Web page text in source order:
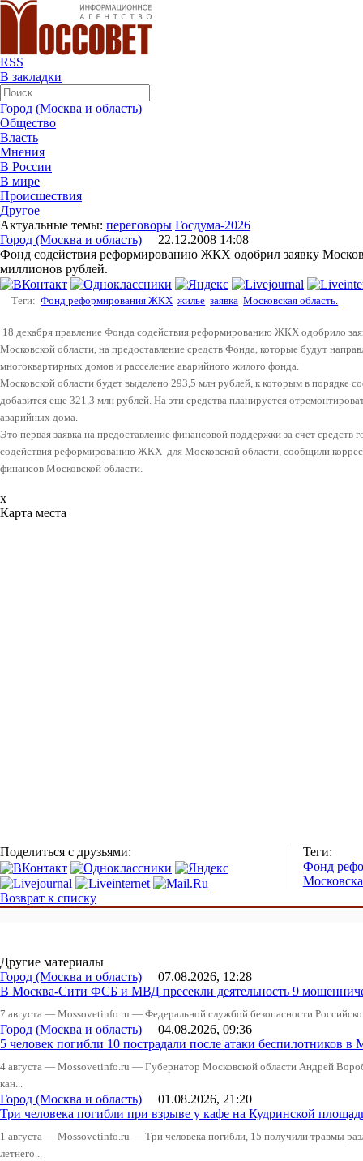
RSS
В закладки
Город (Москва и область)
Общество
Власть
Мнения
В России
В мире
Происшествия
Другое
Актуальные темы: переговоры Госдума-2026
Город (Москва и область) 22.12.2008 14:08
Фонд содействия реформированию ЖКХ одобрил заявку
миллионов рублей.
Теги: Фонд реформирования ЖКХ жилье заявка Московская область.
18 декабря правление Фонда содействия реформированию ЖКХ одобрило
Московской области, на предоставление средств Фонда, которые будут
многоквартирных домов и расселение аварийного жилого фонда.
Московской области будет выделено 293,5 млн рублей, к которым в порядке
добавится еще 321,3 млн рублей. На эти средства планируется
аварийных дома.
Это первая заявка на предоставление финансовой поддержки за счет средств
содействия реформированию ЖКХ для Московской области, сообщили
финансов Московской области.
x
Карта места
Поделиться с друзьями:
Теги:
Фонд
Возврат к списку
Другие материалы
Город (Москва и область) 07.08.2026, 12:28
В Москва-Сити ФСБ и МВД пресекли деятельность 9
7 августа — Mossovetinfo.ru — Федеральной службой безопасности
Город (Москва и область) 04.08.2026, 09:36
5 человек погибли 10 пострадали после атаки беспилотников в
4 августа — Mossovetinfo.ru — Губернатор Московской области Андрей
кан...
Город (Москва и область) 01.08.2026, 21:20
Три человека погибли при взрыве у кафе на Кудринской
1 августа — Mossovetinfo.ru — Три человека погибли, 15 получили травмы
летнего...